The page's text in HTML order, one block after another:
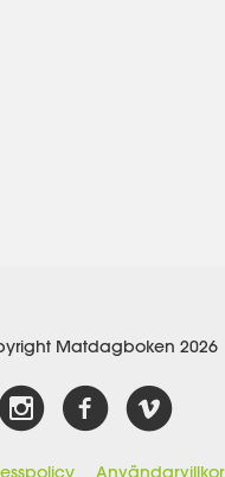
Matdagboken 2026
Användarvillkor